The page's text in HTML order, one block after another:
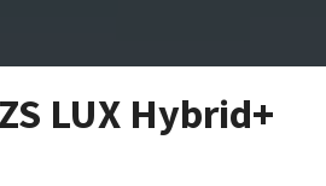
LUX Hybrid+